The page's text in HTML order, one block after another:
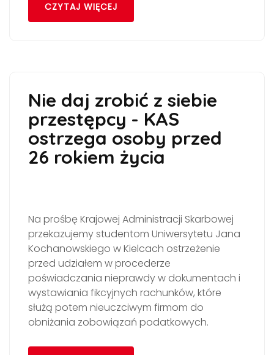
CZYTAJ WIĘCEJ
Nie daj zrobić z siebie
przestępcy - KAS
ostrzega osoby przed
26 rokiem życia
Na prośbę Krajowej Administracji Skarbowej
przekazujemy studentom Uniwersytetu Jana
Kochanowskiego w Kielcach ostrzeżenie
przed udziałem w procederze
poświadczania nieprawdy w dokumentach i
wystawiania fikcyjnych rachunków, które
służą potem nieuczciwym firmom do
obniżania zobowiązań podatkowych.